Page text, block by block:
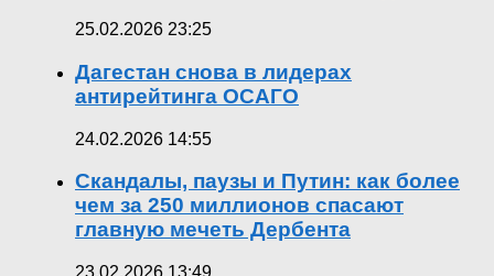
25.02.2026 23:25
Дагестан снова в лидерах
антирейтинга ОСАГО
24.02.2026 14:55
Скандалы, паузы и Путин: как более
чем за 250 миллионов спасают
главную мечеть Дербента
23.02.2026 13:49